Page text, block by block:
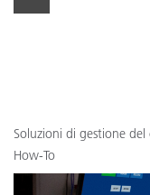
Soluzioni di gestione del
How-To